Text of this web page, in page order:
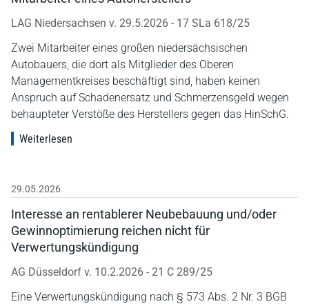
LAG Niedersachsen v. 29.5.2026 - 17 SLa 618/25
Zwei Mitarbeiter eines großen niedersächsischen
Autobauers, die dort als Mitglieder des Oberen
Managementkreises beschäftigt sind, haben keinen
Anspruch auf Schadenersatz und Schmerzensgeld wegen
behaupteter Verstöße des Herstellers gegen das HinSchG.
Weiterlesen
29.05.2026
Interesse an rentablerer Neubebauung und/oder
Gewinnoptimierung reichen nicht für
Verwertungskündigung
AG Düsseldorf v. 10.2.2026 - 21 C 289/25
Eine Verwertungskündigung nach § 573 Abs. 2 Nr. 3 BGB